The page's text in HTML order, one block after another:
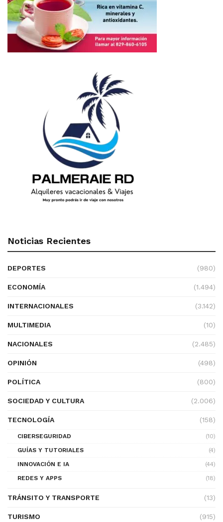
Noticias Recientes
DEPORTES (980)
ECONOMÍA (1.494)
INTERNACIONALES (3.142)
MULTIMEDIA (10)
NACIONALES (2.485)
OPINIÓN (498)
POLÍTICA (800)
SOCIEDAD Y CULTURA (2.006)
TECNOLOGÍA (158)
CIBERSEGURIDAD
(10)
GUÍAS Y TUTORIALES
(4)
INNOVACIÓN E IA
(44)
REDES Y APPS
(18)
TRÁNSITO Y TRANSPORTE (13)
TURISMO (915)